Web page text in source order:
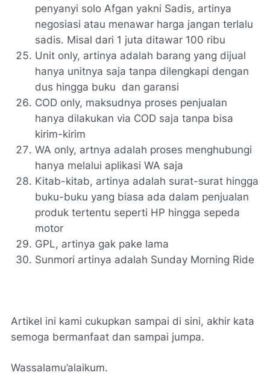
penyanyi solo Afgan yakni Sadis, artinya
negosiasi atau menawar harga jangan terlalu
sadis. Misal dari 1 juta ditawar 100 ribu
Unit only, artinya adalah barang yang dijual
hanya unitnya saja tanpa dilengkapi dengan
dus hingga buku dan garansi
COD only, maksudnya proses penjualan
hanya dilakukan via COD saja tanpa bisa
kirim-kirim
WA only, artnya adalah proses menghubungi
hanya melalui aplikasi WA saja
Kitab-kitab, artinya adalah surat-surat hingga
buku-buku yang biasa ada dalam penjualan
produk tertentu seperti HP hingga sepeda
motor
GPL, artinya gak pake lama
Sunmori artinya adalah Sunday Morning Ride
Artikel ini kami cukupkan sampai di sini, akhir kata
semoga bermanfaat dan sampai jumpa.
Wassalamu’alaikum.